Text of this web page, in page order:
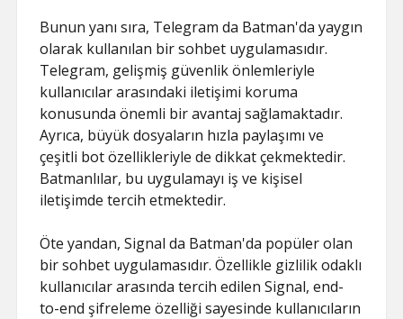
Bunun yanı sıra, Telegram da Batman'da yaygın
olarak kullanılan bir sohbet uygulamasıdır.
Telegram, gelişmiş güvenlik önlemleriyle
kullanıcılar arasındaki iletişimi koruma
konusunda önemli bir avantaj sağlamaktadır.
Ayrıca, büyük dosyaların hızla paylaşımı ve
çeşitli bot özellikleriyle de dikkat çekmektedir.
Batmanlılar, bu uygulamayı iş ve kişisel
iletişimde tercih etmektedir.
Öte yandan, Signal da Batman'da popüler olan
bir sohbet uygulamasıdır. Özellikle gizlilik odaklı
kullanıcılar arasında tercih edilen Signal, end-
to-end şifreleme özelliği sayesinde kullanıcıların